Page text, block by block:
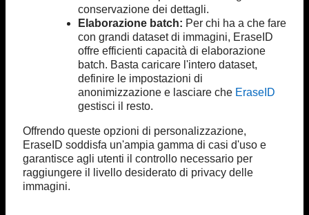
conservazione dei dettagli.
Elaborazione batch: Per chi ha a che fare
con grandi dataset di immagini, EraseID
offre efficienti capacità di elaborazione
batch. Basta caricare l'intero dataset,
definire le impostazioni di
anonimizzazione e lasciare che EraseID
gestisci il resto.
Offrendo queste opzioni di personalizzazione,
EraseID soddisfa un'ampia gamma di casi d'uso e
garantisce agli utenti il controllo necessario per
raggiungere il livello desiderato di privacy delle
immagini.